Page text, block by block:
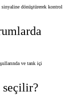
sinyaline dönüştürerek kontrol
ve tank içi
seçilir?